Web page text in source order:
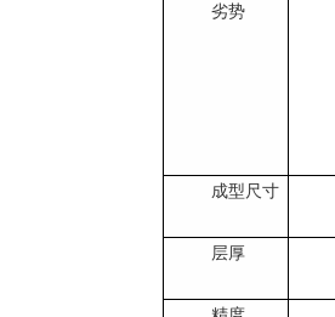
劣势
成型尺寸
层厚